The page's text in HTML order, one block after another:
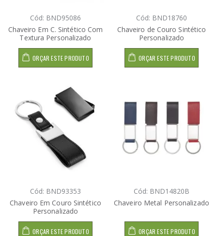
Cód: BND95086
Chaveiro Em C. Sintético Com
Textura Personalizado
ORÇAR ESTE PRODUTO
Cód: BND18760
Chaveiro de Couro Sintético
Personalizado
ORÇAR ESTE PRODUTO
Cód: BND93353
Chaveiro Em Couro Sintético
Personalizado
ORÇAR ESTE PRODUTO
Cód: BND14820B
Chaveiro Metal Personalizado
ORÇAR ESTE PRODUTO